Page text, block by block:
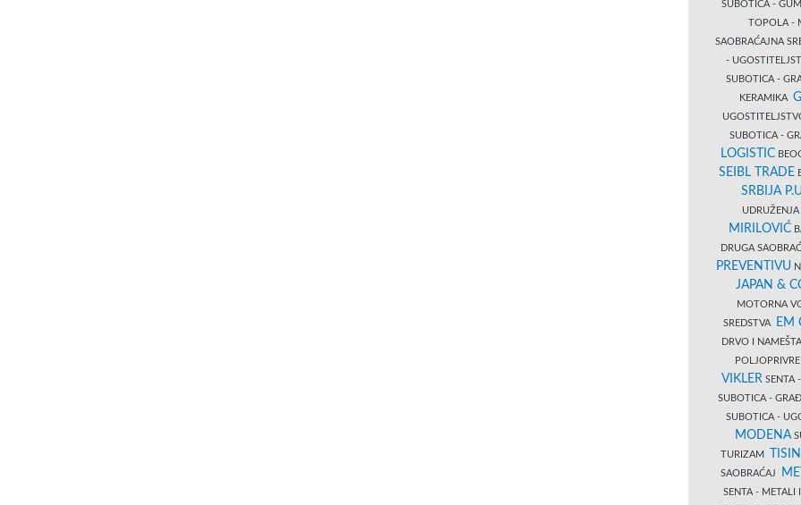
SUBOTICA -
TOPOLA -
SAOBRAĆAJNA
-
SUBOTICA -
KERAMIKA
SUBOTICA -
LOGISTIC
SEIBL TRADE
SRBIJA
MIRILOVIĆ
DRUGA
PREVENTIVU
JAPAN &
MOTORNA
SREDSTVA
EM
DRVO I
VIKLER SENTA
SUBOTICA -
SUBOTICA -
MODENA
TURIZAM
SAOBRAĆAJ
SENTA -